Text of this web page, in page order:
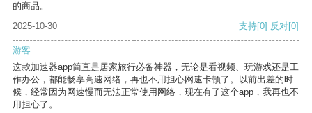
的商品。
2025-10-30
支持[0] 反对[0]
游客
这款加速器app简直是居家旅行必备神器，无论是看视频、玩游戏还是工
作办公，都能畅享高速网络，再也不用担心网速卡顿了。以前出差的时
候，经常因为网速慢而无法正常使用网络，现在有了这个app，我再也不
用担心了。